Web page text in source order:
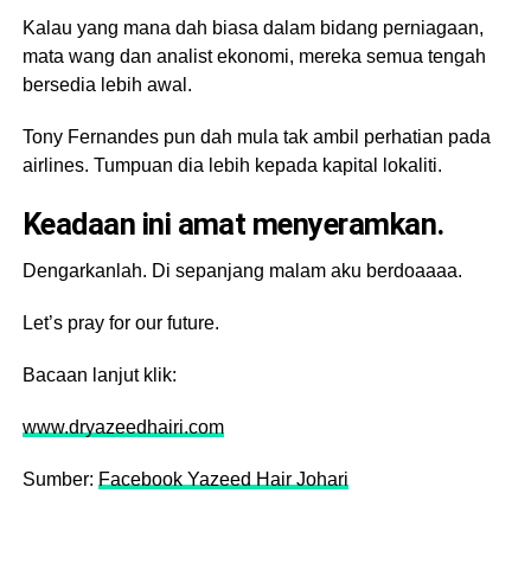
Kalau yang mana dah biasa dalam bidang perniagaan,
mata wang dan analist ekonomi, mereka semua tengah
bersedia lebih awal.
Tony Fernandes pun dah mula tak ambil perhatian pada
airlines. Tumpuan dia lebih kepada kapital lokaliti.
Keadaan ini amat menyeramkan.
Dengarkanlah. Di sepanjang malam aku berdoaaaa.
Let’s pray for our future.
Bacaan lanjut klik:
www.dryazeedhairi.com
Sumber: Facebook Yazeed Hair Johari